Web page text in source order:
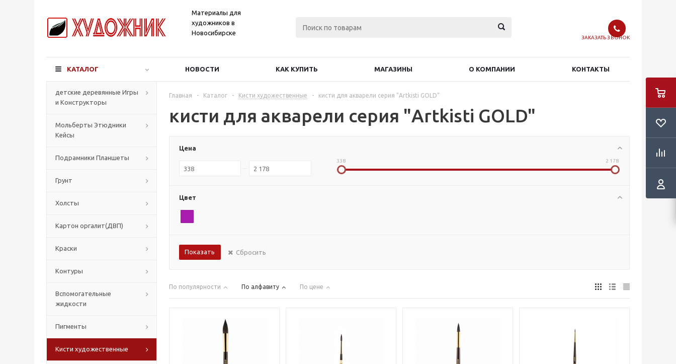
Материалы для
художников в
Новосибирске
ЗАКАЗАТЬ ЗВОНОК
КАТАЛОГ НОВОСТИ КАК КУПИТЬ МАГАЗИНЫ О КОМПАНИИ КОНТАКТЫ
детские деревянные Игры
и Конструкторы
Мольберты Этюдники
Кейсы
Подрамники Планшеты
Грунт
Холсты
Картон оргалит(ДВП)
Краски
Контуры
Вспомогательные
жидкости
Пигменты
Кисти художественные
Главная - Каталог - Кисти художественные - кисти для акварели серия "Artkisti GOLD"
кисти для акварели серия "Artkisti GOLD"
Цена
338 2 178
Цвет
Сбросить
По популярности По алфавиту По цене